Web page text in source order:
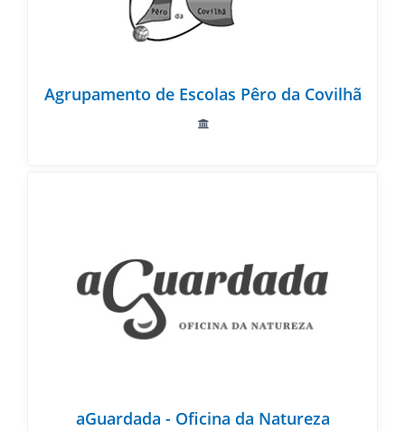
Agrupamento de Escolas Pêro da Covilhã
aGuardada - Oficina da Natureza